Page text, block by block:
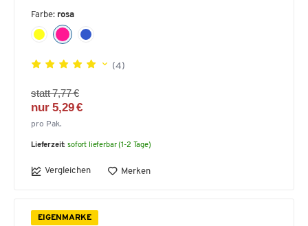
Farbe: rosa
(4)
statt 7,77 €
nur 5,29 €
pro Pak.
Lieferzeit: sofort lieferbar (1-2 Tage)
Vergleichen Merken
EIGENMARKE